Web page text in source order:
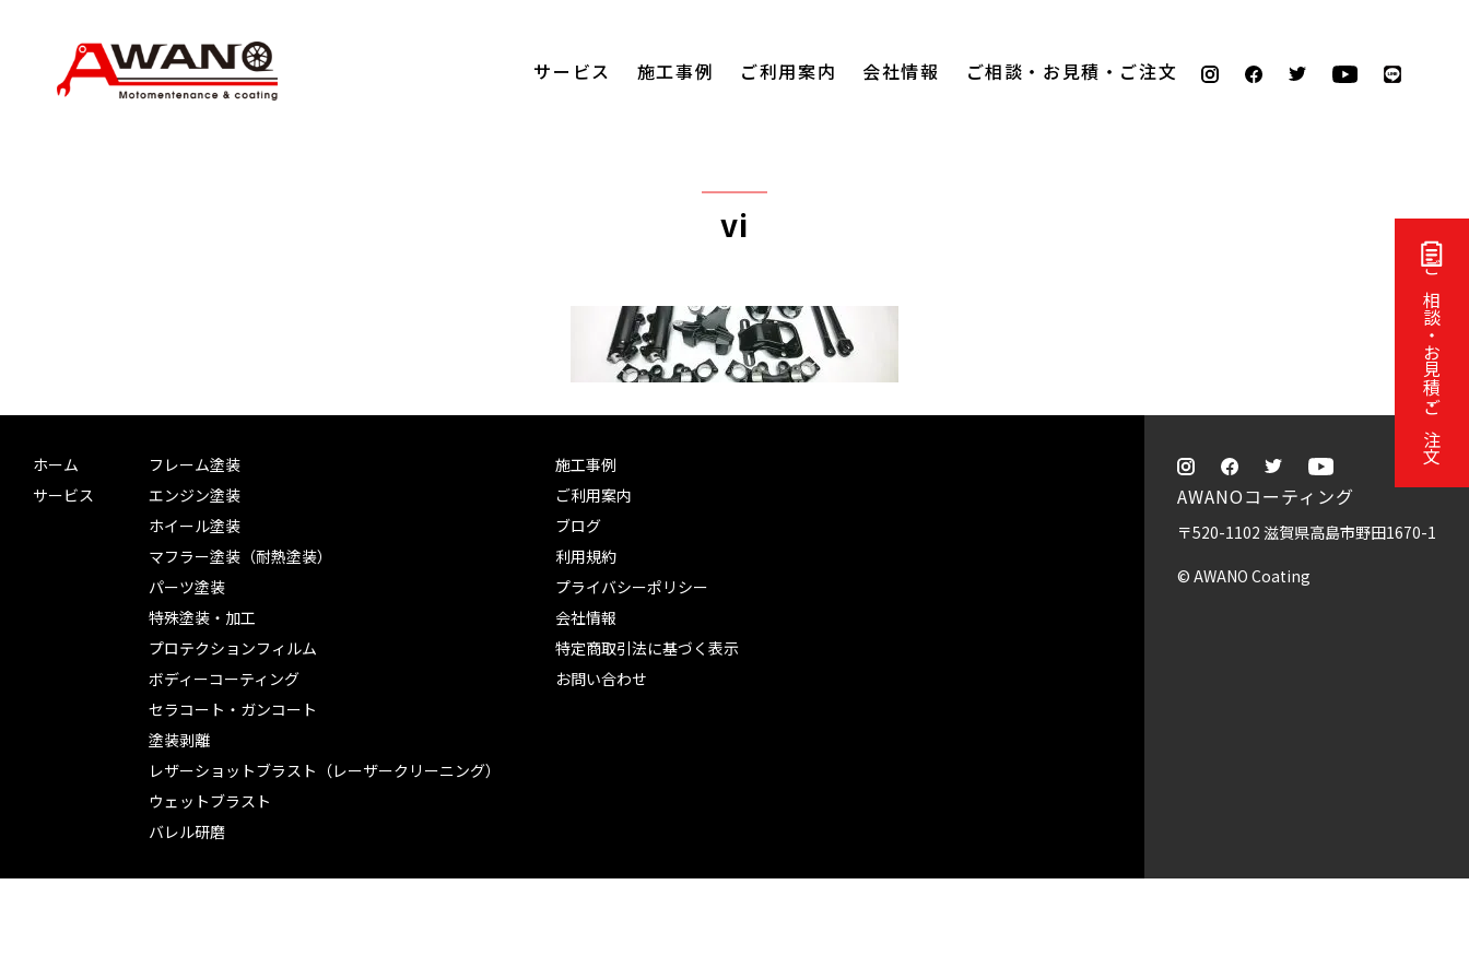
ご相談・お見積・ご注文
サービス 施工事例 ご利用案内 会社情報 ご相談・お見積・ご注文
vi
ホーム
サービス
フレーム塗装
エンジン塗装
ホイール塗装
マフラー塗装（耐熱塗装）
パーツ塗装
特殊塗装・加工
プロテクションフィルム
ボディーコーティング
セラコート・ガンコート
塗装剥離
レザーショットブラスト（レーザークリーニング）
ウェットブラスト
バレル研磨
施工事例
ご利用案内
ブログ
利用規約
プライバシーポリシー
会社情報
特定商取引法に基づく表示
お問い合わせ
AWANOコーティング
〒520-1102 滋賀県高島市野田1670-1
© AWANO Coating